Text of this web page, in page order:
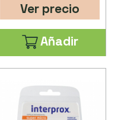
Ver precio
Añadir